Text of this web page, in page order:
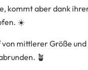
kommt aber dank
☀️
mittlerer Größe
🪴